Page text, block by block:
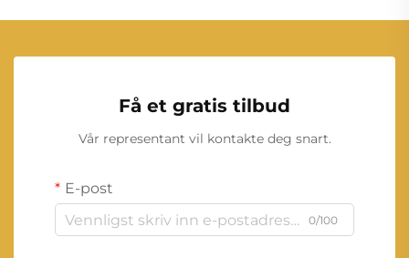
Få et gratis tilbud
Vår representant vil kontakte deg snart.
E-post
0/100